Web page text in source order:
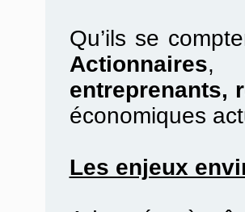
Qu’ils se
Actionnaires,
entreprenants,
économiques
Les enjeux